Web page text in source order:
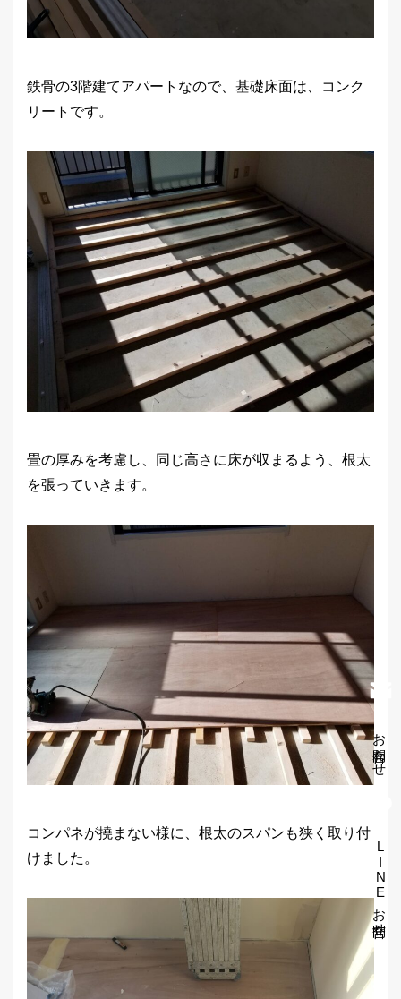
鉄骨の3階建てアパートなので、基礎床面は、コンク
リートです。
畳の厚みを考慮し、同じ高さに床が収まるよう、根太
を張っていきます。
コンパネが撓まない様に、根太のスパンも狭く取り付
けました。
お問合わせ
LINEお問合せ